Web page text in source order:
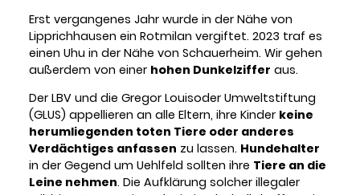
Erst vergangenes Jahr wurde in der Nähe von
Lipprichhausen ein Rotmilan vergiftet. 2023 traf es
einen Uhu in der Nähe von Schauerheim. Wir gehen
außerdem von einer hohen Dunkelziffer aus.
Der LBV und die Gregor Louisoder Umweltstiftung
(GLUS) appellieren an alle Eltern, ihre Kinder keine
herumliegenden toten Tiere oder anderes
Verdächtiges anfassen zu lassen. Hundehalter
in der Gegend um Uehlfeld sollten ihre Tiere an die
Leine nehmen. Die Aufklärung solcher illegaler